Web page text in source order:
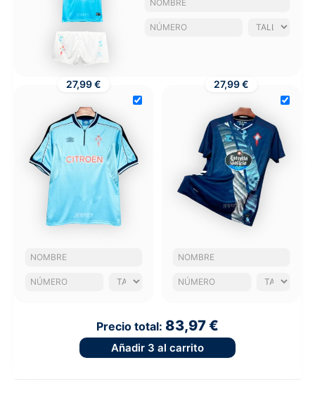
27,99 € 27,99 €
Precio total: 83,97 €
Añadir 3 al carrito